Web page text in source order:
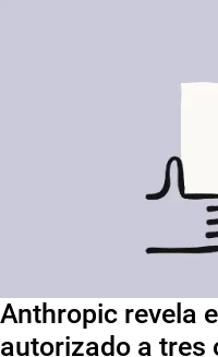
Anthropic revela
autorizado a tres